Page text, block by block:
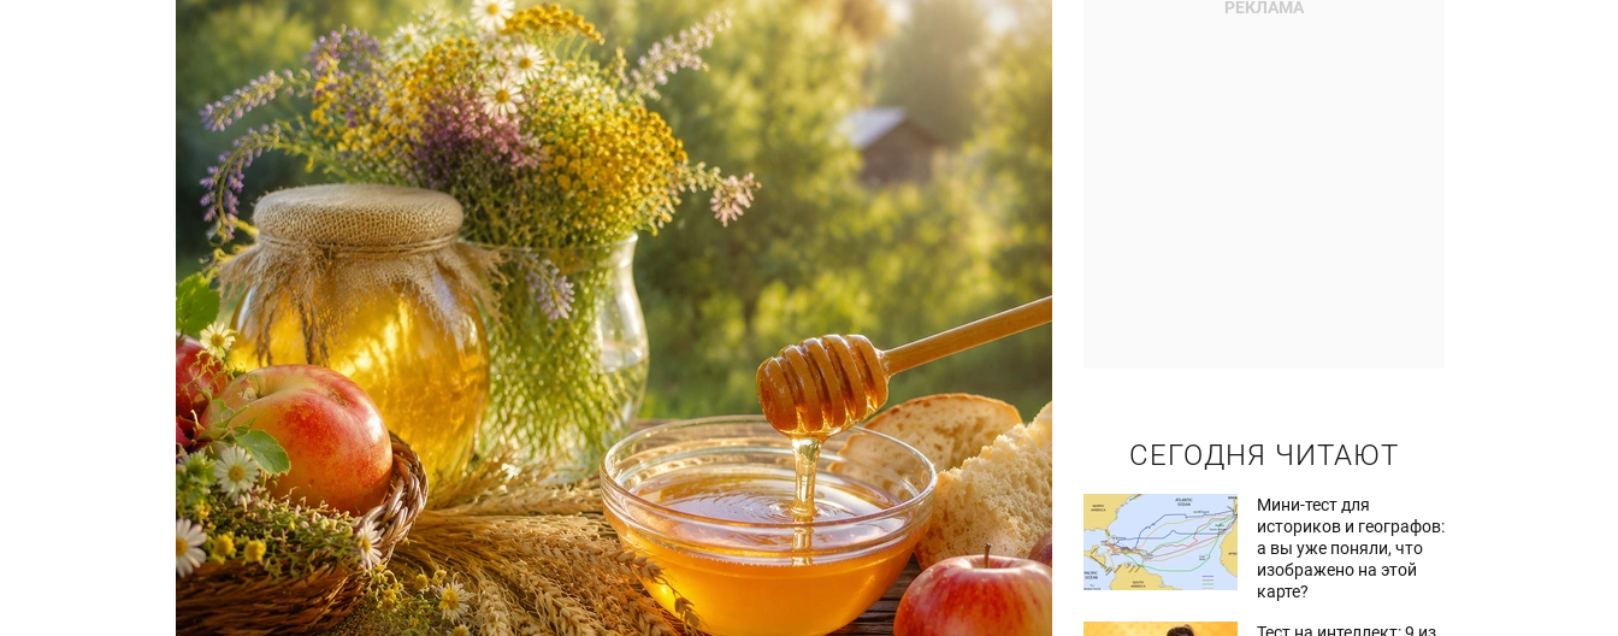
СЕГОДНЯ ЧИТАЮТ
Мини-тест для
историков и географов:
а вы уже поняли, что
изображено на этой
карте?